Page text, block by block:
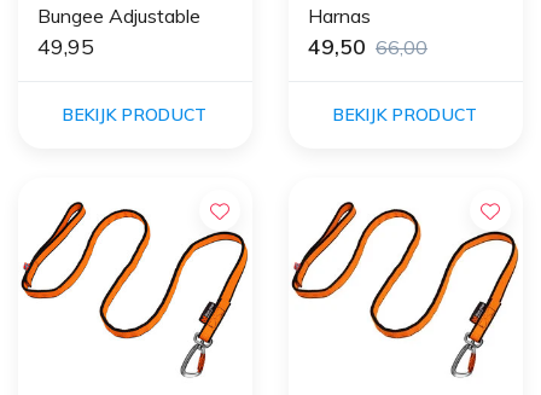
Bungee Adjustable
49,95
BEKIJK PRODUCT
Harnas
49,50 66,00
BEKIJK PRODUCT